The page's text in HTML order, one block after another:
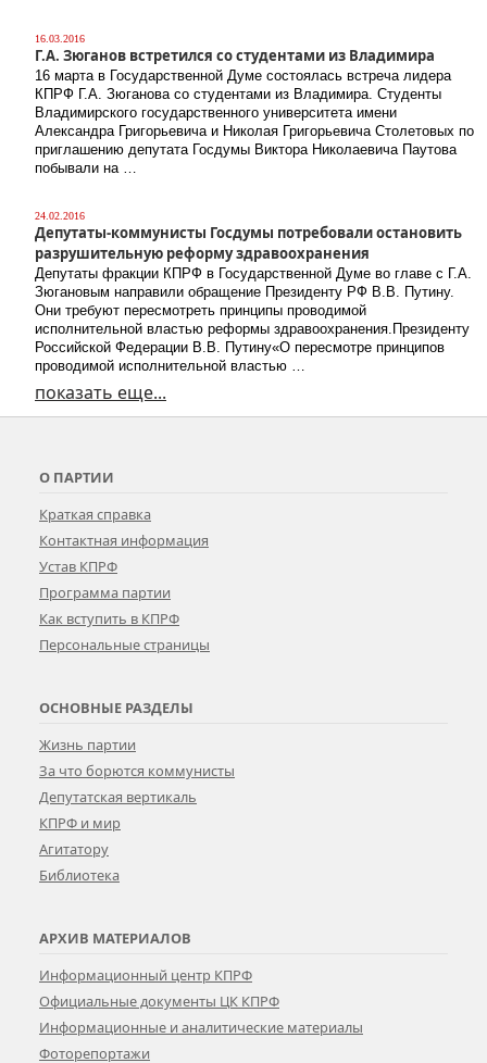
16.03.2016
Г.А. Зюганов встретился со студентами из Владимира
16 марта в Государственной Думе состоялась встреча лидера
КПРФ Г.А. Зюганова со студентами из Владимира. Студенты
Владимирского государственного университета имени
Александра Григорьевича и Николая Григорьевича Столетовых по
приглашению депутата Госдумы Виктора Николаевича Паутова
побывали на …
24.02.2016
Депутаты-коммунисты Госдумы потребовали остановить
разрушительную реформу здравоохранения
Депутаты фракции КПРФ в Государственной Думе во главе с Г.А.
Зюгановым направили обращение Президенту РФ В.В. Путину.
Они требуют пересмотреть принципы проводимой
исполнительной властью реформы здравоохранения.Президенту
Российской Федерации В.В. Путину«О пересмотре принципов
проводимой исполнительной властью …
показать еще...
О ПАРТИИ
Краткая справка
Контактная информация
Устав КПРФ
Программа партии
Как вступить в КПРФ
Персональные страницы
ОСНОВНЫЕ РАЗДЕЛЫ
Жизнь партии
За что борются коммунисты
Депутатская вертикаль
КПРФ и мир
Агитатору
Библиотека
АРХИВ МАТЕРИАЛОВ
Информационный центр КПРФ
Официальные документы ЦК КПРФ
Информационные и аналитические материалы
Фоторепортажи